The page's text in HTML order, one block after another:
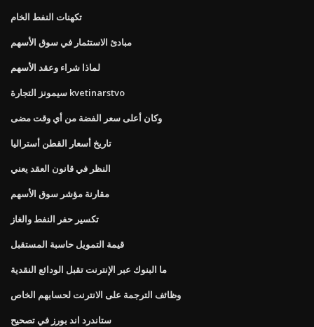
تكهنات النفط الخام
مبادئ الاستثمار في سوق الأسهم
لماذا شراء وعقد الأسهم
سيمونز التجارة kvetinarstvo
وكان أعلى سعر الفضة من أي وقت مضى
تاريخ أسعار القطن أستراليا
النظر في قانون العقد يعني
مقارنة مؤشر سوق الأسهم
تكسير حفر النفط والغاز
قيمة التمويل حاسبة المستقبل
ما البنوك عبر الإنترنت تقبل الودائع النقدية
وظائف الترجمة على الانترنت لحسابهم الخاص
ستاندرد اند بورز في تصحيح